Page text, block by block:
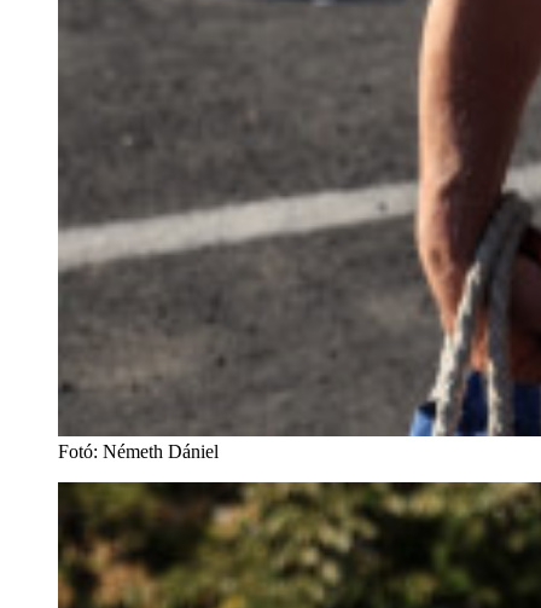
Fotó: Németh Dániel